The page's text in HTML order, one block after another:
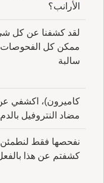
الأرانب؟
لقد كشفنا عن كل
ممكن كل الفحوصات
سالبة
كاميرون)، اكشفي
مضاد النتروفيل بالدم 9
نفحصها فقط لنطمئن
كشفتم عن هذا